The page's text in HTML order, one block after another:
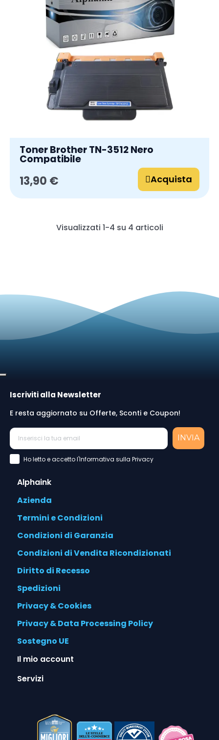
Toner Brother TN-3512 Nero
Compatibile
13,90 € Acquista
Visualizzati 1-4 su 4 articoli
Iscriviti alla Newsletter
E resta aggiornato su Offerte, Sconti e Coupon!
INVIA
Accettazione Privacy Policy
Ho letto e accetto l'Informativa sulla Privacy
Alphaink
Azienda
Termini e Condizioni
Condizioni di Garanzia
Condizioni di Vendita Ricondizionati
Diritto di Recesso
Spedizioni
Privacy & Cookies
Privacy & Data Processing Policy
Sostegno UE
Il mio account
Servizi